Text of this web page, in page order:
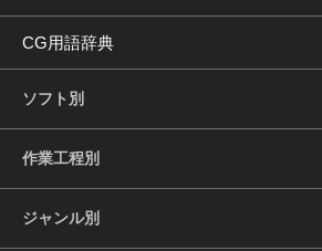
CG用語辞典
ソフト別
作業工程別
ジャンル別